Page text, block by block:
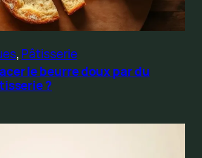
, Pâtisserie
le beurre doux par du
?